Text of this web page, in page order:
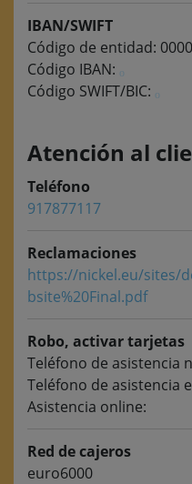
IBAN/SWIFT
Código de entidad: 0000
Código IBAN:
Código SWIFT/BIC:
Atención al
Teléfono
917877117
Reclamaciones
https://nickel.eu/sites/
bsite%20Final.pdf
Robo, activar tarjetas
Teléfono de asistencia
Teléfono de asistencia
Asistencia online:
Red de cajeros
euro6000